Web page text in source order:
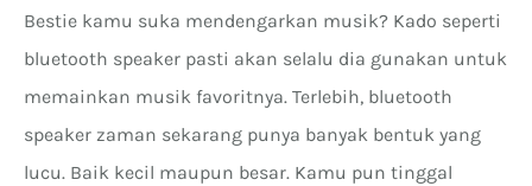
Bestie kamu suka mendengarkan musik? Kado seperti
bluetooth speaker pasti akan selalu dia gunakan untuk
memainkan musik favoritnya. Terlebih, bluetooth
speaker zaman sekarang punya banyak bentuk yang
lucu. Baik kecil maupun besar. Kamu pun tinggal